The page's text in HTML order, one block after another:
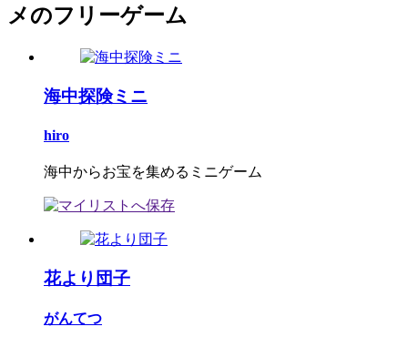
メのフリーゲーム
海中探険ミニ
hiro
海中からお宝を集めるミニゲーム
花より団子
がんてつ